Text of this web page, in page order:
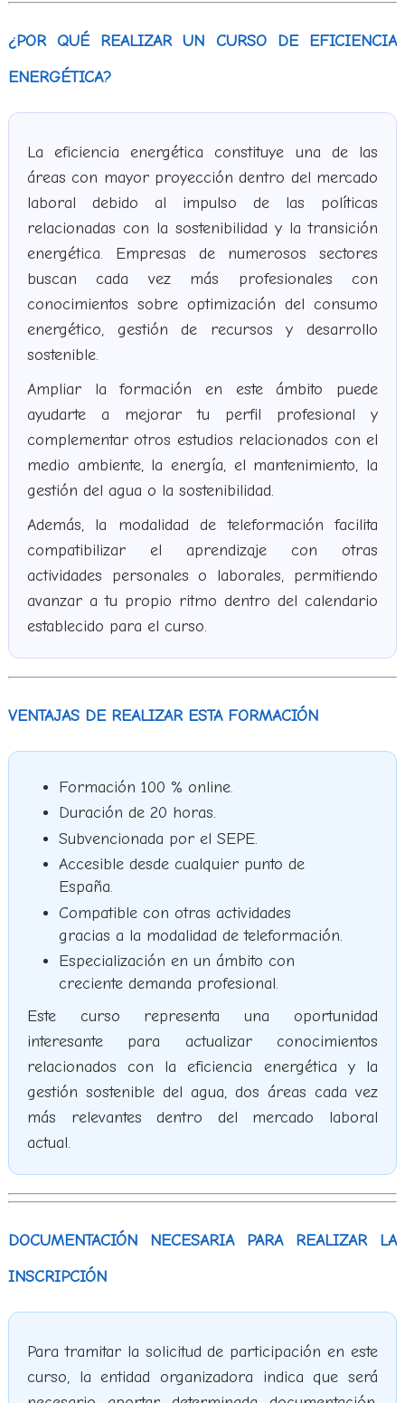
¿POR QUÉ REALIZAR UN CURSO DE EFICIENCIA
ENERGÉTICA?
La eficiencia energética constituye una de las
áreas con mayor proyección dentro del mercado
laboral debido al impulso de las políticas
relacionadas con la sostenibilidad y la transición
energética. Empresas de numerosos sectores
buscan cada vez más profesionales con
conocimientos sobre optimización del consumo
energético, gestión de recursos y desarrollo
sostenible.
Ampliar la formación en este ámbito puede
ayudarte a mejorar tu perfil profesional y
complementar otros estudios relacionados con el
medio ambiente, la energía, el mantenimiento, la
gestión del agua o la sostenibilidad.
Además, la modalidad de teleformación facilita
compatibilizar el aprendizaje con otras
actividades personales o laborales, permitiendo
avanzar a tu propio ritmo dentro del calendario
establecido para el curso.
VENTAJAS DE REALIZAR ESTA FORMACIÓN
Formación 100 % online.
Duración de 20 horas.
Subvencionada por el SEPE.
Accesible desde cualquier punto de
España.
Compatible con otras actividades
gracias a la modalidad de teleformación.
Especialización en un ámbito con
creciente demanda profesional.
Este curso representa una oportunidad
interesante para actualizar conocimientos
relacionados con la eficiencia energética y la
gestión sostenible del agua, dos áreas cada vez
más relevantes dentro del mercado laboral
actual.
DOCUMENTACIÓN NECESARIA PARA REALIZAR LA
INSCRIPCIÓN
Para tramitar la solicitud de participación en este
curso, la entidad organizadora indica que será